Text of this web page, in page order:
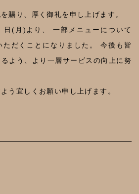
賜り、厚く御礼を申し上げます。
日(月)より、 一部メニューについて
ただくことになりました。 今後も皆
よう、より一層サービスの向上に努
う宜しくお願い申し上げます。